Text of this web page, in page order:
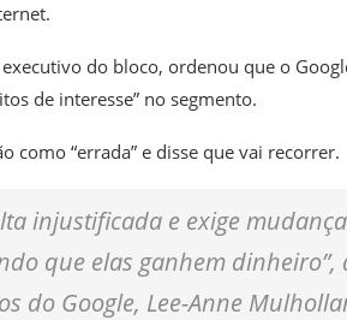
do bloco, ordenou que o
de interesse” no segmento.
como “errada” e disse que vai recorrer.
injustificada e exige
que elas ganhem
do Google, Lee-Anne